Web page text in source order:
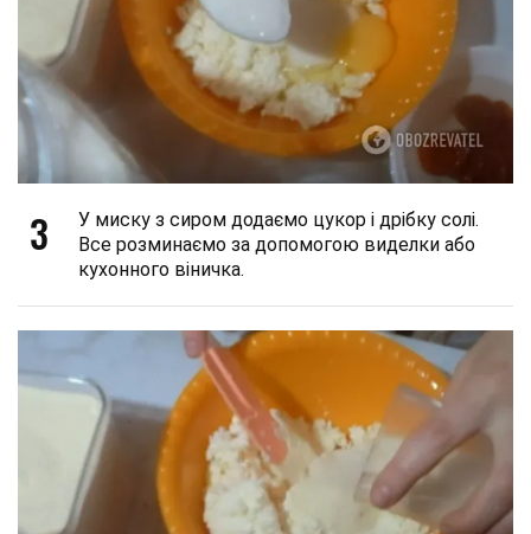
3
У миску з сиром додаємо цукор і дрібку солі.
Все розминаємо за допомогою виделки або
кухонного віничка.